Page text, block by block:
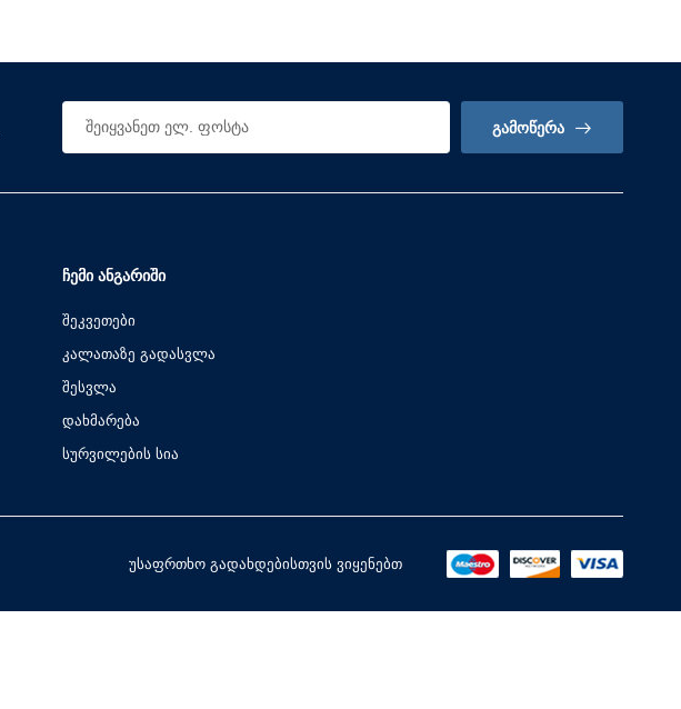
ᲒᲐᲛᲝᲬᲔᲠᲐ
ᲩᲔᲛᲘ ᲐᲜᲒᲐᲠᲘᲨᲘ
შეკვეთები
კალათაზე გადასვლა
შესვლა
დახმარება
სურვილების სია
უსაფრთხო გადახდებისთვის ვიყენებთ